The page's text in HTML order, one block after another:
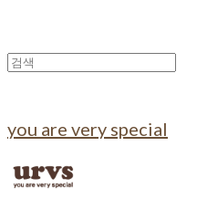
you are very special